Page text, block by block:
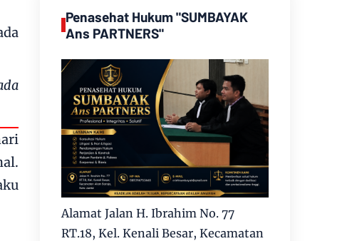
Penasehat Hukum "SUMBAYAK
Ans PARTNERS"
Alamat Jalan H. Ibrahim No. 77
RT.18, Kel. Kenali Besar, Kecamatan